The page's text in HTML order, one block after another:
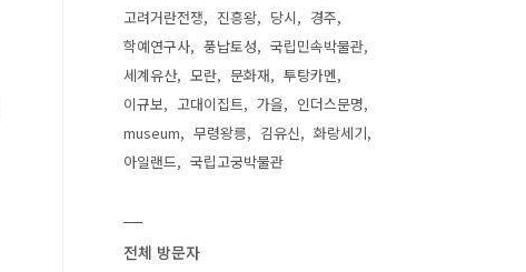
고려거란전쟁
진흥왕 당시
경주
학예연구사
풍납토성
국립민속박물관
세계유산
모란 문화재
투탕카멘
이규보
고대이집트 가을
인더스문명
museum
무령왕릉 김유신
화랑세기
아일랜드
국립고궁박물관
전체 방문자